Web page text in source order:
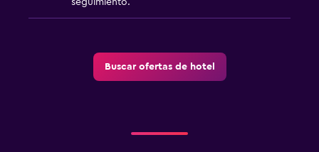
Seguridad las 24 horas
Buscar ofertas de hotel